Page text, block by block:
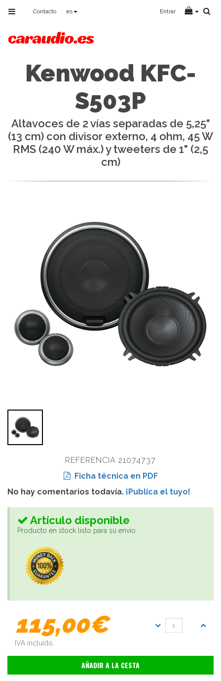
Toggle
navigation
Contacto es Entrar
Kenwood KFC-
S503P
Altavoces de 2 vías separadas de 5,25"
(13 cm) con divisor externo, 4 ohm, 45 W
RMS (240 W máx.) y tweeters de 1" (2,5
cm)
REFERENCIA 21074737
Ficha técnica en PDF
No hay comentarios todavía. ¡Publica el tuyo!
Artículo disponible
Producto en stock listo para su envío.
115,00€
IVA incluido.
AÑADIR A LA CESTA